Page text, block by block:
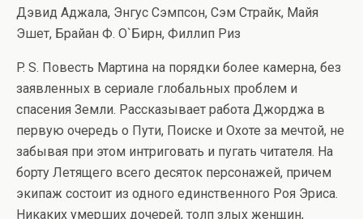
Дэвид Аджала, Энгус Сэмпсон, Сэм Страйк, Майя
Эшет, Брайан Ф. О`Бирн, Филлип Риз
P. S. Повесть Мартина на порядки более камерна, без
заявленных в сериале глобальных проблем и
спасения Земли. Рассказывает работа Джорджа в
первую очередь о Пути, Поиске и Охоте за мечтой, не
забывая при этом интриговать и пугать читателя. На
борту Летящего всего десяток персонажей, причем
экипаж состоит из одного единственного Роя Эриса.
Никаких умерших дочерей, толп злых женщин,